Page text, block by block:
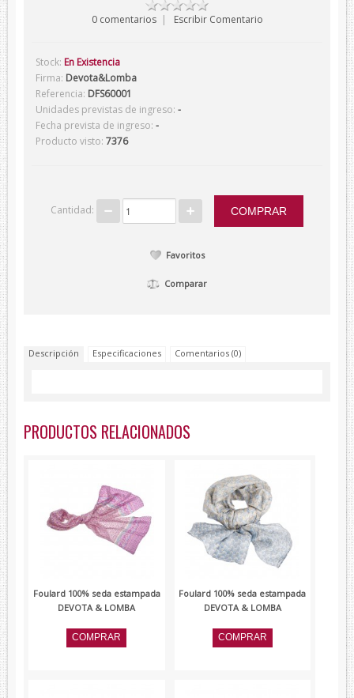
Corbatas Devota&Lomba
Pajaritas
Corbatas Lambertti
Corbatas Howards London
Pañuelos Devota&Lomba
Lambertti
Devota&Lomba
0 comentarios| Escribir Comentario
Stock: En Existencia
Firma: Devota&Lomba
Referencia: DFS60001
Unidades previstas de ingreso: -
Fecha prevista de ingreso: -
Producto visto: 7376
Cantidad:
Favoritos
Comparar
Descripción Especificaciones Comentarios (0)
PRODUCTOS RELACIONADOS
Foulard 100% seda estampada
DEVOTA & LOMBA
Foulard 100% seda estampada
DEVOTA & LOMBA